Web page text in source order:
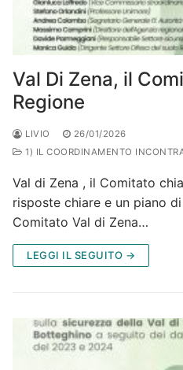
Val Di Zena, il
Regione
LIVIO
26/01/2026
1) IL COORDINAMENTO
Val di Zena , il Comitato
risposte chiare e un piano
Comitato Val di Zena…
LEGGI IL SEGUITO →